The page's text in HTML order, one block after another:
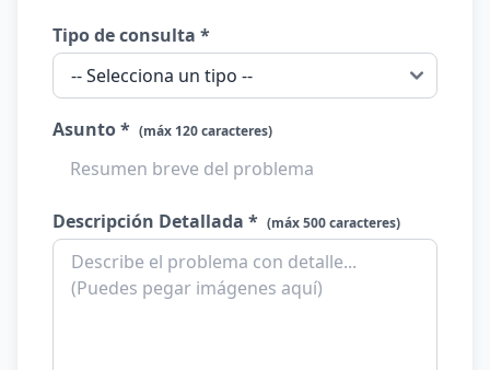
Tipo de consulta *
Asunto * (máx 120 caracteres)
Descripción Detallada * (máx 500 caracteres)